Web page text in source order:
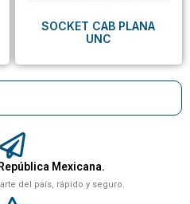
Mexicana.
del país, rápido y seguro.
SOCKET CAB PLANA
UNC